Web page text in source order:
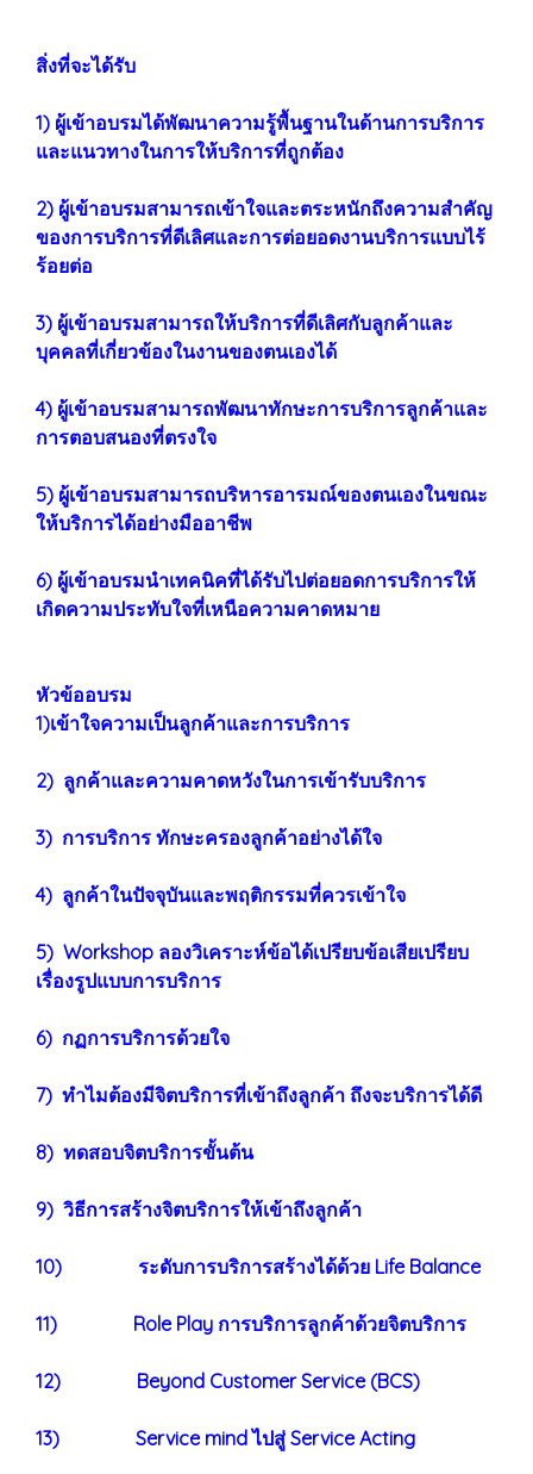
สิ่งที่จะได้รับ
1) ผู้เข้าอบรมได้พัฒนาความรู้พื้นฐานในด้านการบริการ
และแนวทางในการให้บริการที่ถูกต้อง
2) ผู้เข้าอบรมสามารถเข้าใจและตระหนักถึงความสำคัญ
ของการบริการที่ดีเลิศและการต่อยอดงานบริการแบบไร้
ร้อยต่อ
3) ผู้เข้าอบรมสามารถให้บริการที่ดีเลิศกับลูกค้าและ
บุคคลที่เกี่ยวข้องในงานของตนเองได้
4) ผู้เข้าอบรมสามารถพัฒนาทักษะการบริการลูกค้าและ
การตอบสนองที่ตรงใจ
5) ผู้เข้าอบรมสามารถบริหารอารมณ์ของตนเองในขณะ
ให้บริการได้อย่างมืออาชีพ
6) ผู้เข้าอบรมนำเทคนิคที่ได้รับไปต่อยอดการบริการให้
เกิดความประทับใจที่เหนือความคาดหมาย
หัวข้ออบรม
1)เข้าใจความเป็นลูกค้าและการบริการ
2) ลูกค้าและความคาดหวังในการเข้ารับบริการ
3) การบริการ ทักษะครองลูกค้าอย่างได้ใจ
4) ลูกค้าในปัจจุบันและพฤติกรรมที่ควรเข้าใจ
5) Workshop ลองวิเคราะห์ข้อได้เปรียบข้อเสียเปรียบ
เรื่องรูปแบบการบริการ
6) กฏการบริการด้วยใจ
7) ทำไมต้องมีจิตบริการที่เข้าถึงลูกค้า ถึงจะบริการได้ดี
8) ทดสอบจิตบริการขั้นต้น
9) วิธีการสร้างจิตบริการให้เข้าถึงลูกค้า
10) ระดับการบริการสร้างได้ด้วย Life Balance
11) Role Play การบริการลูกค้าด้วยจิตบริการ
12) Beyond Customer Service (BCS)
13) Service mind ไปสู่ Service Acting